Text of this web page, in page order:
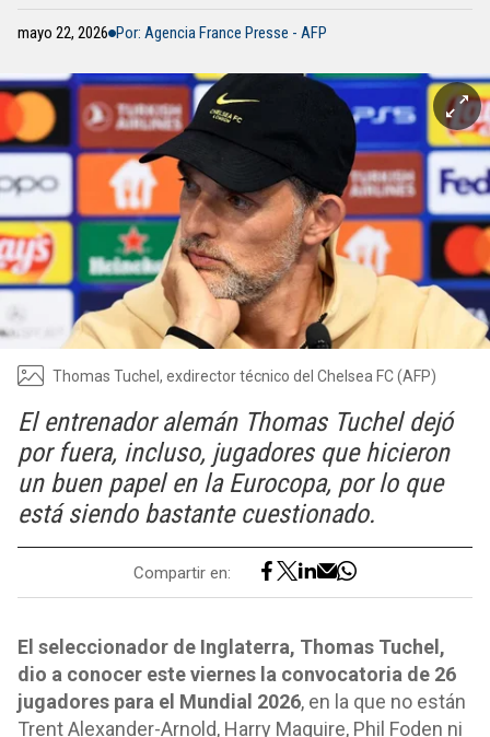
mayo 22, 2026 Por: Agencia France Presse - AFP
Thomas Tuchel, exdirector técnico del Chelsea FC (AFP)
El entrenador alemán Thomas Tuchel dejó
por fuera, incluso, jugadores que hicieron
un buen papel en la Eurocopa, por lo que
está siendo bastante cuestionado.
Compartir en:
El seleccionador de Inglaterra, Thomas Tuchel,
dio a conocer este viernes la convocatoria de 26
jugadores para el Mundial 2026, en la que no están
Trent Alexander-Arnold, Harry Maguire, Phil Foden ni